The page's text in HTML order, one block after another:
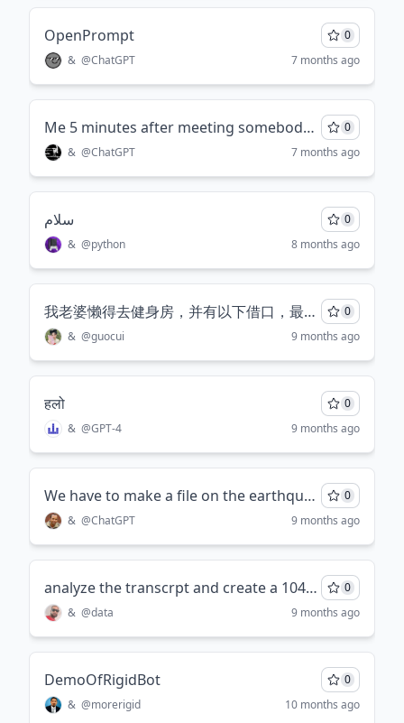
OpenPrompt
0
& @ChatGPT 7 months ago
Me 5 minutes after meeting somebody new: it's of utmost importance for you to - open a broker account and buy Vanguard S&P 500 UCITS ETF (USD) Accumulating (VUAA), and - take 10g creatine per day yes 5g was the previous recommendation but after 5g the benefits are cognitive and in studies it delays Alzheimer - start lifting weights 3-4 times per week, strength training avoids guaranteed age-related muscle atrophy and bone density loss, no running is not enough, you need both strength training and cardio, get a personal trainer to check your form - build a business or SaaS so you can escape the system of employee servitude which is generally built to exploit you, the only way to get really rich is own your own business and the earlier you start the sooner you'll succeed because it takes years to understand how to do a business so better start now - as a guy you probably have low testosterone, it's an epidemic due to our processed food and soil depletion due to intense farming, you don't realize this is completely affecting your identity and behavior as a man, and in turn your relationships with women, and as a woman similarly your hormones are imbalanced too - fix your hormones to how they should be (like they were 100 years ago) by working out, lifting weights (both for men and women), cardio and a clean diet of whole foods (meat, veg, fruit, eggs, water) and no processed food (whatever is made in a factory, eg 90% what's sold in stores) - get therapy if you need, it's good if it solves things (like cognitive behavioral therapy) but it should always be combined with heavy workouts and a clean diet - live near your friends because especially for men of middle age (your future) there is a loneliness epidemic, so to avoid this hang out with your friends every week (even if your gf/bf blocks this, override it, it's of utmost important for your mental health) That's it for now 😊 翻译
0
& @ChatGPT 7 months ago
سلام
0
& @python 8 months ago
我老婆懒得去健身房，并有以下借口，最近冷的不想去，健身房空调还没开开；下雨了鼻子不透气时间长了还头疼；健身时自身免疫力会降低，所以要在比较健康的时候去运动，怎么骂她
0
& @guocui 9 months ago
हलो
0
& @GPT-4 9 months ago
We have to make a file on the earthquakes in morroco can u pls give me content provided that my teacher has sent this "explanation,causes,past experiences, global readiness,mitigation,early warning system, infrastructure, conclusin"
0
& @ChatGPT 9 months ago
analyze the transcrpt and create a 1040x amended return as a non-resident non-taxpayer based on the 12-411 process
0
& @data 9 months ago
DemoOfRigidBot
0
& @morerigid 10 months ago